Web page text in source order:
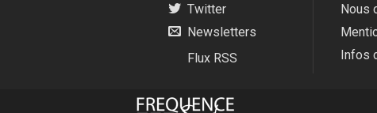
Twitter
Newsletters
Flux RSS
Nous
Infos